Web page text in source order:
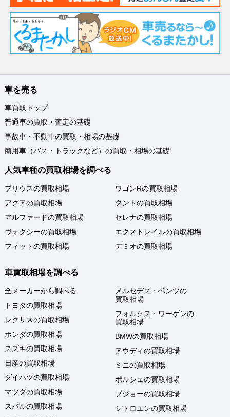
車を売る
車買取トップ
普通車の買取・査定の基礎
事故車・不動車の買取・相場の基礎
商用車（バス・トラックなど）の買取・相場の基礎
人気車種の買取相場を調べる
プリウスの買取相場
アクアの買取相場
アルファードの買取相場
ヴォクシーの買取相場
フィットの買取相場
ワゴンRの買取相場
タントの買取相場
セレナの買取相場
エクストレイルの買取相場
デミオの買取相場
車買取相場を調べる
全メーカーから調べる
トヨタの買取相場
レクサスの買取相場
ホンダの買取相場
スズキの買取相場
日産の買取相場
ダイハツの買取相場
マツダの買取相場
スバルの買取相場
メルセデス・ベンツの
買取相場
フォルクス・ワーゲンの
買取相場
BMWの買取相場
アウディの買取相場
ミニの買取相場
ポルシェの買取相場
プジョーの買取相場
シトロエンの買取相場